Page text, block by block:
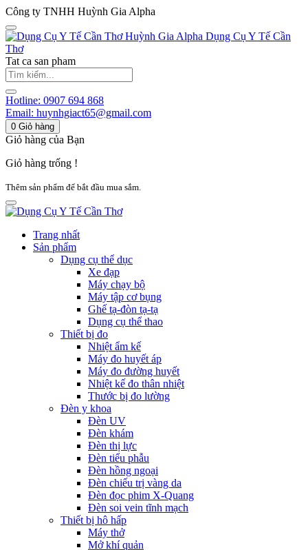
Công ty TNHH Huỳnh Gia Alpha
Huỳnh Gia Alpha Dụng Cụ Y Tế Cần
Thơ
Tat ca san pham
Hotline: 0907 694 868
Email: huynhgiact65@gmail.com
0 Giỏ hàng
Giỏ hàng của Bạn
Giỏ hàng trống !
Thêm sản phẩm để bắt đầu mua sắm.
Trang nhất
Sản phẩm
Dụng cụ thể dục
Xe đạp
Máy chạy bộ
Máy tập cơ bụng
Ghế tạ-đòn tạ-tạ
Dụng cụ thể thao
Thiết bị đo
Nhiệt ẩm kế
Máy đo huyết áp
Máy đo đường huyết
Nhiệt kế đo thân nhiệt
Thước bị đo lường
Đèn y khoa
Đèn UV
Đèn khám
Đèn thị lực
Đèn tiểu phẫu
Đèn hồng ngoại
Đèn chiếu trị vàng da
Đèn đọc phim X-Quang
Đèn soi vein tĩnh mạch
Thiết bị hô hấp
Máy thở
Mở khí quản